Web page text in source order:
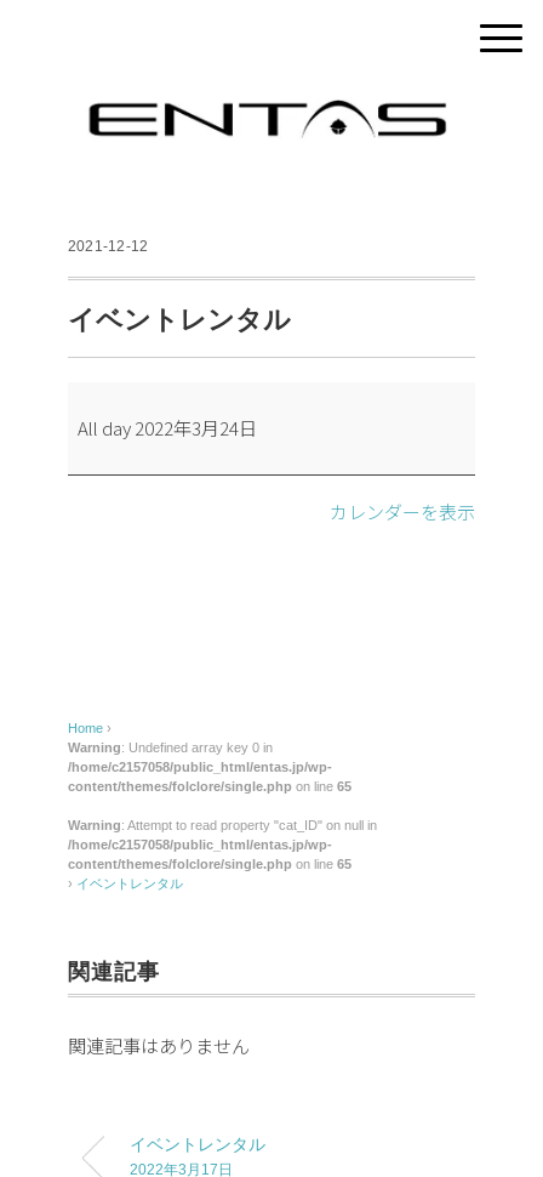
2021-12-12
イベントレンタル
ベ
ン
All day2022年3月24日
カレンダーを表示
Home ›
Warning: Undefined array key 0 in
/home/c2157058/public_html/entas.jp/wp-
content/themes/folclore/single.php on line 65
Warning: Attempt to read property "cat_ID" on null in
/home/c2157058/public_html/entas.jp/wp-
content/themes/folclore/single.php on line 65
› イベントレンタル
関連記事
関連記事はありません
イベントレンタル
2022年3月17日